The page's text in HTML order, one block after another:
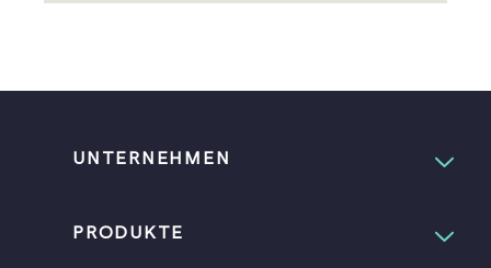
UNTERNEHMEN
PRODUKTE